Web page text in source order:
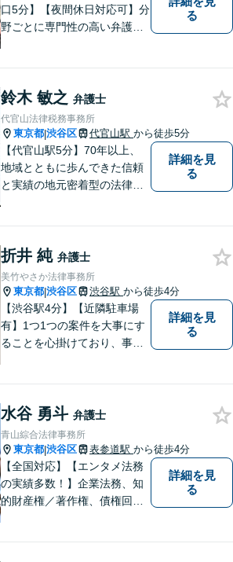
口5分】【夜間休日対応可】分
野ごとに専門性の高い弁護士
る
鈴木 敏之 弁護士
代官山法律税務事務所
東京都|渋谷区 代官山駅 から徒歩5分
【代官山駅5分】70年以上、
地域とともに歩んできた信頼
と実績の地元密着型の法律事
に明るい未来を描いていきま
しょう！【恵比寿駅7分】【地
域密着型の法律事務所】
詳細を見
る
折井 純 弁護士
美竹やさか法律事務所
東京都|渋谷区 渋谷駅 から徒歩4分
【渋谷駅4分】【近隣駐車場
有】1つ1つの案件を大事にす
ることを心掛けており、事件
ます。どうぞ一人で思い悩ま
ずに安心してご相談くださ
い。
詳細を見
る
水谷 勇斗 弁護士
青山綜合法律事務所
東京都|渋谷区 表参道駅 から徒歩4分
【全国対応】【エンタメ法務
の実績多数！】企業法務、知
的財産権／著作権、債権回収
詳細を見
る